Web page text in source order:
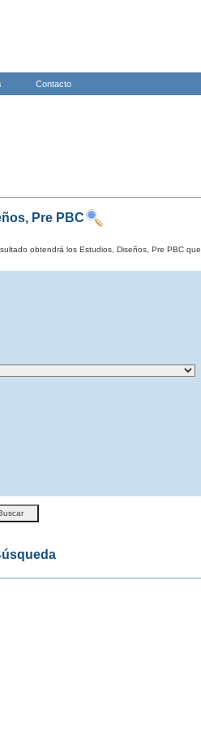
Contacto
Pre PBC
obtendrá los Estudios, Diseños, Pre PBC que